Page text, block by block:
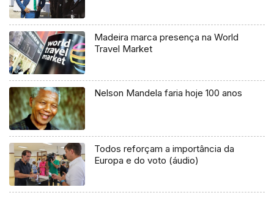
Madeira marca presença na World
Travel Market
Nelson Mandela faria hoje 100 anos
Todos reforçam a importância da
Europa e do voto (áudio)